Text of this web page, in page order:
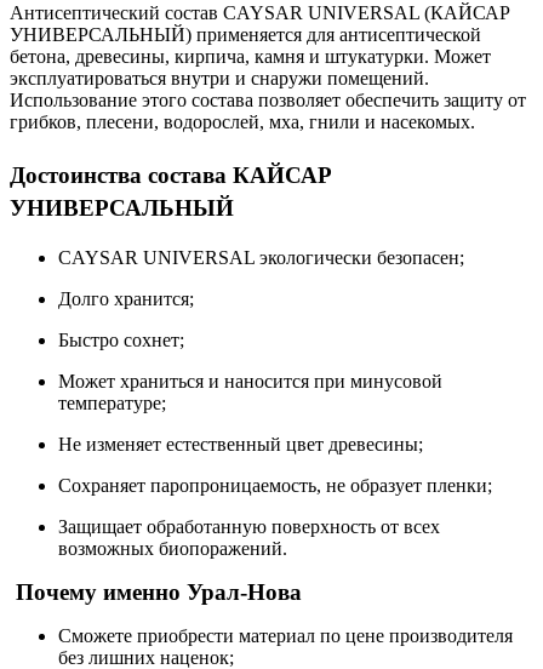
Антисептический состав CAYSAR UNIVERSAL (КАЙСАР
УНИВЕРСАЛЬНЫЙ) применяется для антисептической
бетона, древесины, кирпича, камня и штукатурки. Может
эксплуатироваться внутри и снаружи помещений.
Использование этого состава позволяет обеспечить защиту от
грибков, плесени, водорослей, мха, гнили и насекомых.
Достоинства состава КАЙСАР
УНИВЕРСАЛЬНЫЙ
CAYSAR UNIVERSAL экологически безопасен;
Долго хранится;
Быстро сохнет;
Может храниться и наносится при минусовой
температуре;
Не изменяет естественный цвет древесины;
Сохраняет паропроницаемость, не образует пленки;
Защищает обработанную поверхность от всех
возможных биопоражений.
Почему именно Урал-Нова
Сможете приобрести материал по цене производителя
без лишних наценок;